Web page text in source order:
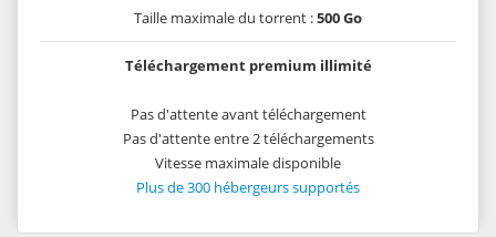
Taille maximale du torrent :500 Go
Téléchargement premium illimité
Pas d'attente avant téléchargement
Pas d'attente entre 2 téléchargements
Vitesse maximale disponible
Plus de 300 hébergeurs supportés